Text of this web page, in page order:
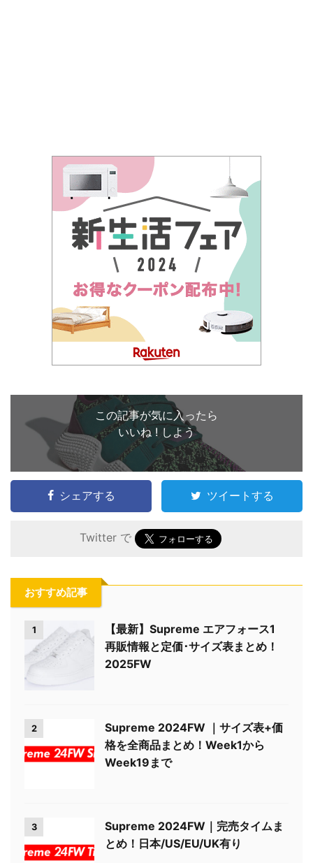
この記事が気に入ったら
いいね ! しよう
シェアする ツイートする
Twitter で
おすすめ記事
1
【最新】Supreme エアフォース1
再販情報と定価･サイズ表まとめ！
2025FW
2
Supreme 2024FW ｜サイズ表+価
格を全商品まとめ！Week1から
Week19まで
3
Supreme 2024FW｜完売タイムま
とめ！日本/US/EU/UK有り